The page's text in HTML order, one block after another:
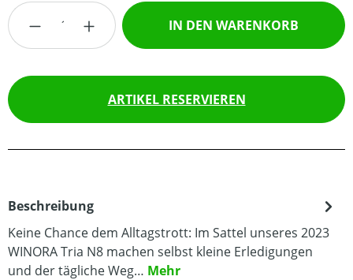
Produkt Anzahl: Gib den gewünschten
IN DEN WARENKORB
ARTIKEL RESERVIEREN
Beschreibung
Keine Chance dem Alltagstrott: Im Sattel unseres 2023
WINORA Tria N8 machen selbst kleine Erledigungen
und der tägliche Weg… Mehr